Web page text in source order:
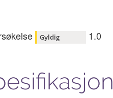
Gyldig 1.0